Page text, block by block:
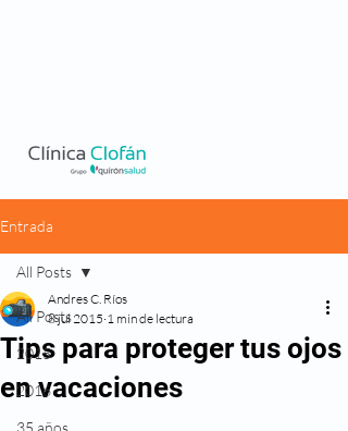
Entrada
All Posts
2015
2016
35 años
All Posts
Tips para proteger tus ojos
en vacaciones
Andres C. Ríos
8 jul 2015 1 min de lectura